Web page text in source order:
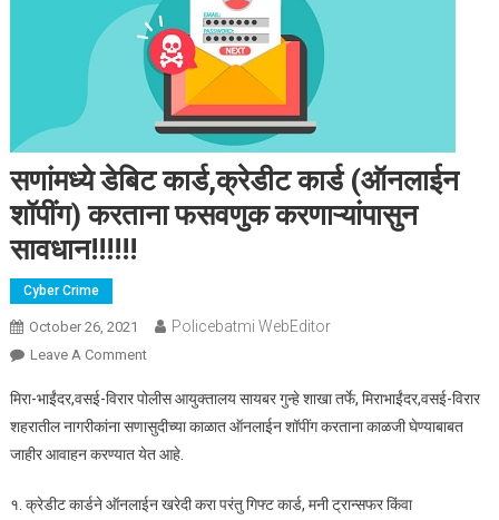
सणांमध्ये डेबिट कार्ड,क्रेडीट कार्ड (ऑनलाईन
शॉपींग) करताना फसवणुक करणाऱ्यांपासुन
सावधान!!!!!!
Cyber Crime
October 26, 2021 Policebatmi WebEditor
Leave A CommentOn सणांमध्ये डेबिट कार्ड,क्रेडीट कार्ड (ऑनलाईन शॉपींग) करताना
मिरा-भाईंदर,वसई-विरार पोलीस आयुक्तालय सायबर गुन्हे शाखा तर्फे, मिराभाईंदर,वसई-विरार
शहरातील नागरीकांना सणासुदीच्या काळात ऑनलाईन शॉपींग करताना काळजी घेण्याबाबत
जाहीर आवाहन करण्यात येत आहे.
१. क्रेडीट कार्डने ऑनलाईन खरेदी करा परंतु गिफ्ट कार्ड, मनी ट्रान्सफर किंवा